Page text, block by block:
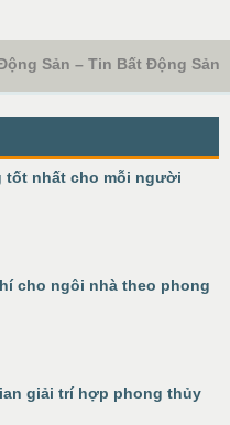
Sản – Tin Bất Động Sản
tốt nhất cho mỗi người
cho ngôi nhà theo phong
giải trí hợp phong thủy